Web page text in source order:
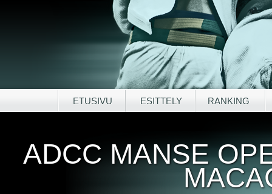
ETUSIVU ESITTELY RANKING
ADCC MANSE